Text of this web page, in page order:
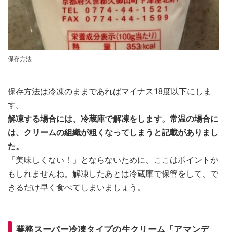
保存方法
保存方法は冷凍のままであればマイナス18度以下にしま
す。
解凍する場合には、冷蔵庫で解凍をします。常温の場合に
は、クリームの組織が粗くなってしまうと記載がありまし
た。
「美味しくない！」とならないために、ここはポイントか
もしれませんね。解凍したあとは冷蔵庫で保管をして、で
きるだけ早く食べてしまいましょう。
業務スーパー冷凍タイプの生クリーム「アマンデ